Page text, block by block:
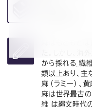
ー
ダ
ー
ダ
麻はもともと
た。しかし、
から採れる 繊
類以上あり、主
麻（ラミー）、
麻は世界最古の
維 は縄文時代